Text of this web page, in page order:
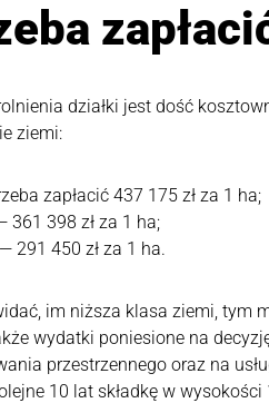
działki jest dość
ziemi:
zapłacić 437 175 zł za 1 ha;
361 398 zł za 1 ha;
291 450 zł za 1 ha.
im niższa klasa ziemi, tym
wydatki poniesione na
przestrzennego oraz na
10 lat składkę w